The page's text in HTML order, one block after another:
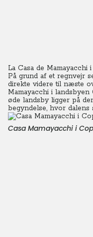
La Casa de Mamayacchi
På grund af et regnvejr
direkte videre til næste
Mamayacchi i
øde landsby ligger på
begyndelse, hvor
Casa Mamayacchi i